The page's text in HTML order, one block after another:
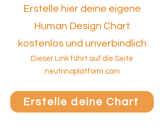
Erstelle hier deine eigene
Human Design Chart
kostenlos und unverbindlich
Dieser Link führt auf die Seite
neutrinoplatform.com
Erstelle deine Chart